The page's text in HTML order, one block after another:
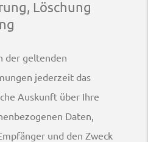
Löschung
der geltenden
jederzeit das
Auskunft über Ihre
Daten,
und den Zweck